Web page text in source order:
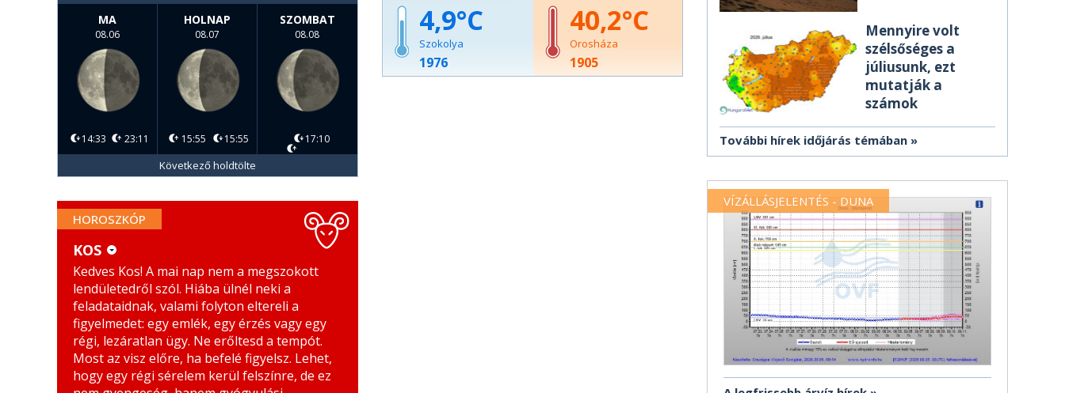
MA
08.06
14:33 23:11
HOLNAP
08.07
15:55 15:55
SZOMBAT
08.08
17:10
Következő holdtölte
HOROSZKÓP
KOS
BIKA
IKREK
RÁK
MÉRLEG
SKORPIÓ
NYILAS
BAK
KOS
Kedves Kos! A mai nap nem a megszokott
lendületedről szól. Hiába ülnél neki a
feladataidnak, valami folyton eltereli a
figyelmedet: egy emlék, egy érzés vagy egy
régi, lezáratlan ügy. Ne erőltesd a tempót.
Most az visz előre, ha befelé figyelsz. Lehet,
hogy egy régi sérelem kerül felszínre, de ez
4,9
Szokolya
1976
40,2
Orosháza
1905
Mennyire volt
szélsőséges a
júliusunk, ezt
mutatják a
számok
További hírek időjárás témában
VÍZÁLLÁSJELENTÉS - DUNA